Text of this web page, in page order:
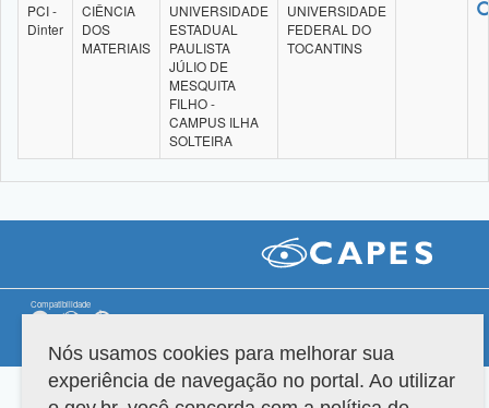
PCI -
Dinter
CIÊNCIA
DOS
MATERIAIS
UNIVERSIDADE
ESTADUAL
PAULISTA
JÚLIO DE
MESQUITA
FILHO -
CAMPUS ILHA
SOLTEIRA
UNIVERSIDADE
FEDERAL DO
TOCANTINS
Compatibilidade
Versão do sistema: 3.88.9 Copyright 2022 Capes. Todos os direitos reservados.
Nós usamos cookies para melhorar sua
experiência de navegação no portal. Ao utilizar